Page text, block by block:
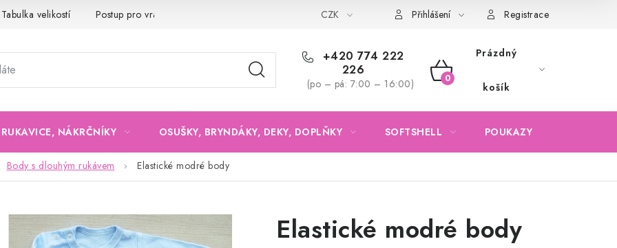
Tabulka velikostí Postup pro vrácení a výměnu Obchodní podmínky Podmínky ochrany osobních údajů
CZK Přihlášení Registrace
+420 774 222
226
(po – pá: 7:00 – 16:00)
NÁKUPNÍ
Prázdný
košík
NÁKRČNÍKY OSUŠKY, BRYNDÁKY, DEKY, DOPLŇKY SOFTSHELL POUKAZY
Body s dlouhým rukávem Elastické modré body
Elastické modré body